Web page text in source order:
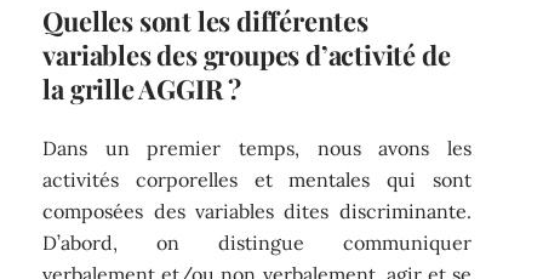
Quelles sont les différentes
variables des groupes d’activité de
la grille AGGIR ?
Dans un premier temps, nous avons les
activités corporelles et mentales qui sont
composées des variables dites discriminante.
D’abord, on distingue communiquer